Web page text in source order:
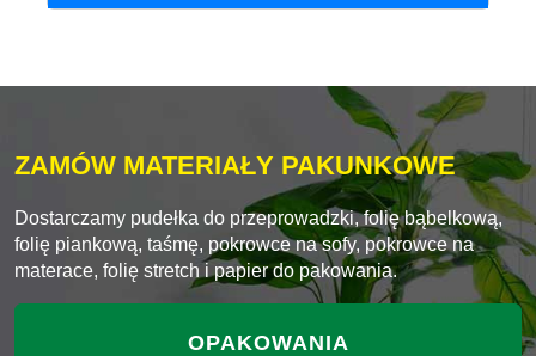
ZAMÓW MATERIAŁY PAKUNKOWE
Dostarczamy pudełka do przeprowadzki, folię bąbelkową,
folię piankową, taśmę, pokrowce na sofy, pokrowce na
materace, folię stretch i papier do pakowania.
OPAKOWANIA